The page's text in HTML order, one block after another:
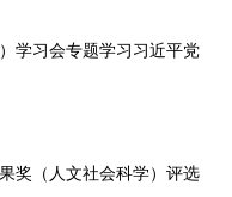
学习会专题学习习近平党
奖（人文社会科学）评选